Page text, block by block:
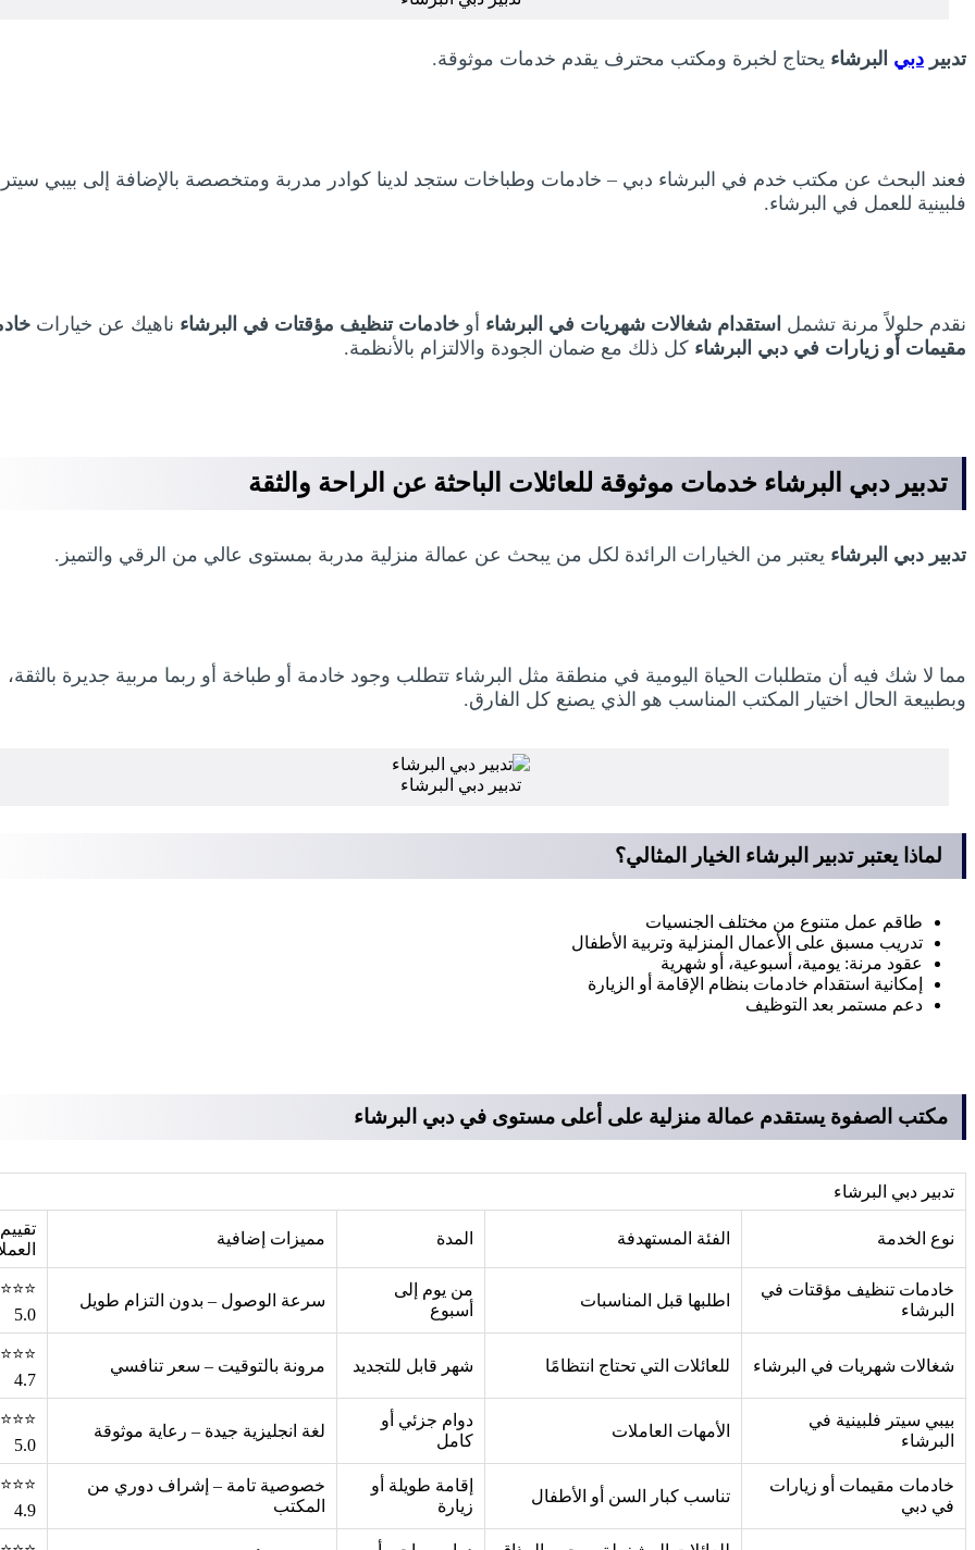
تدبير دبي البرشاء يحتاج لخبرة ومكتب محترف يقدم خدمات موثوقة.
فعند البحث عن مكتب خدم في البرشاء دبي – خادمات وطباخات ستجد لدينا كوادر مدربة ومتخصصة بالإضافة إلى بيبي سيتر
فلبينية للعمل في البرشاء.
نقدم حلولاً مرنة تشمل استقدام شغالات شهريات في البرشاء أو خادمات تنظيف مؤقتات في البرشاء ناهيك عن خيارات
مقيمات أو زيارات في دبي البرشاء كل ذلك مع ضمان الجودة والالتزام بالأنظمة.
تدبير دبي البرشاء خدمات موثوقة للعائلات الباحثة عن الراحة والثقة
تدبير دبي البرشاء يعتبر من الخيارات الرائدة لكل من يبحث عن عمالة منزلية مدربة بمستوى عالي من الرقي والتميز.
مما لا شك فيه أن متطلبات الحياة اليومية في منطقة مثل البرشاء تتطلب وجود خادمة أو طباخة أو ربما مربية جديرة بالثقة،
وبطبيعة الحال اختيار المكتب المناسب هو الذي يصنع كل الفارق.
تدبير دبي البرشاء
لماذا يعتبر تدبير البرشاء الخيار المثالي؟
طاقم عمل متنوع من مختلف الجنسيات
تدريب مسبق على الأعمال المنزلية وتربية الأطفال
عقود مرنة: يومية، أسبوعية، أو شهرية
إمكانية استقدام خادمات بنظام الإقامة أو الزيارة
دعم مستمر بعد التوظيف
مكتب الصفوة يستقدم عمالة منزلية على أعلى مستوى في دبي البرشاء
تدبير دبي البرشاء
نوع الخدمة الفئة المستهدفة المدة مميزات إضافية
تقييم
خادمات تنظيف مؤقتات في
البرشاء
اطلبها قبل المناسبات
من يوم إلى
أسبوع
سرعة الوصول – بدون التزام طويل
5.0
شغالات شهريات في البرشاء للعائلات التي تحتاج انتظامًا شهر قابل للتجديد مرونة بالتوقيت – سعر تنافسي
4.7
بيبي سيتر فلبينية في
البرشاء
الأمهات العاملات
دوام جزئي أو
كامل
لغة انجليزية جيدة – رعاية موثوقة
5.0
خادمات مقيمات أو زيارات
في دبي
تناسب كبار السن أو الأطفال
إقامة طويلة أو
زيارة
خصوصية تامة – إشراف دوري من
المكتب
4.9